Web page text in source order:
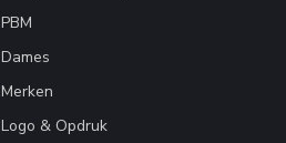
PBM
Dames
Merken
Logo & Opdruk